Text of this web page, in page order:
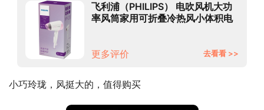
飞利浦（PHILIPS） 电吹风机大功
率风筒家用可折叠冷热风小体积电
更多评价 去看看 >>
小巧玲珑，风挺大的，值得购买